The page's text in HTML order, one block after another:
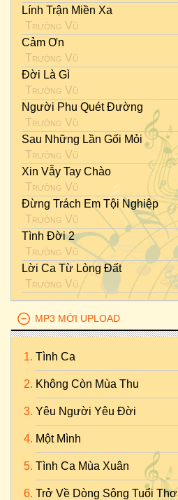
Lính Trận Miền Xa
Trường Vũ
Cảm Ơn
Trường Vũ
Đời Là Gì
Trường Vũ
Người Phu Quét Đường
Trường Vũ
Sau Những Lần Gối Mỏi
Trường Vũ
Xin Vẫy Tay Chào
Trường Vũ
Đừng Trách Em Tội Nghiệp
Trường Vũ
Tình Đời 2
Trường Vũ
Lời Ca Từ Lòng Đất
Trường Vũ
MP3 MỚI UPLOAD
Tình Ca
Không Còn Mùa Thu
Yêu Người Yêu Đời
Một Mình
Tình Ca Mùa Xuân
Trở Về Dòng Sông Tuổi Thơ